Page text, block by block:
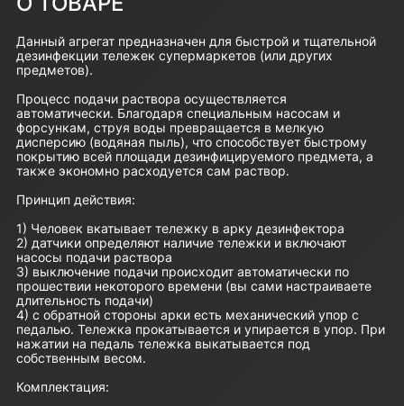
Данный агрегат предназначен для быстрой и тщательной
дезинфекции тележек супермаркетов (или других
предметов).
Процесс подачи раствора осуществляется
автоматически. Благодаря специальным насосам и
форсункам, струя воды превращается в мелкую
дисперсию (водяная пыль), что способствует быстрому
покрытию всей площади дезинфицируемого предмета, а
также экономно расходуется сам раствор.
Принцип действия:
1) Человек вкатывает тележку в арку дезинфектора
2) датчики определяют наличие тележки и включают
насосы подачи раствора
3) выключение подачи происходит автоматически по
прошествии некоторого времени (вы сами настраиваете
длительность подачи)
4) с обратной стороны арки есть механический упор с
педалью. Тележка прокатывается и упирается в упор. При
нажатии на педаль тележка выкатывается под
собственным весом.
Комплектация: